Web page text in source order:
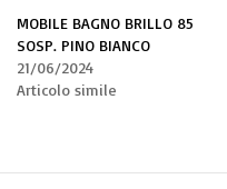
MOBILE BAGNO BRILLO 85
SOSP. PINO BIANCO
21/06/2024
Articolo simile